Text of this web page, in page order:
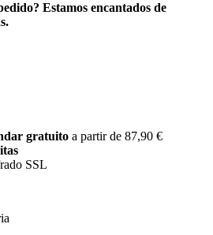
Estamos encantados de
gratuito a partir de 87,90 €
SSL